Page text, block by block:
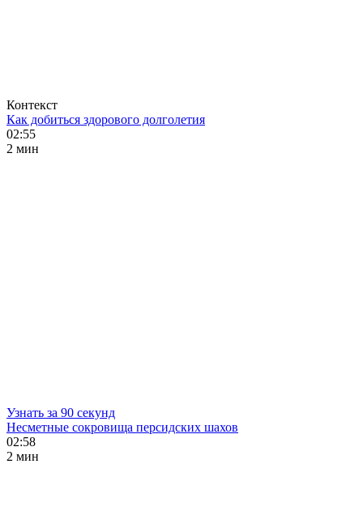
Контекст
Как добиться здорового долголетия
02:55
2 мин
Узнать за 90 секунд
Несметные сокровища персидских шахов
02:58
2 мин